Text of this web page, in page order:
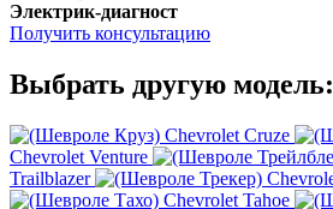
Электрик-диагност
Получить консультацию
Выбрать другую модель:
Chevrolet Cruze
Chevrolet Venture
Trailblazer
Chevrolet Tahoe